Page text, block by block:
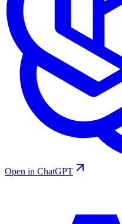
Open in ChatGPT